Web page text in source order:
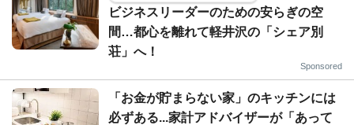
ビジネスリーダーのための安らぎの空
間…都心を離れて軽井沢の「シェア別
荘」へ！
Sponsored
「お金が貯まらない家」のキッチンには
必ずある...家計アドバイザーが「あって